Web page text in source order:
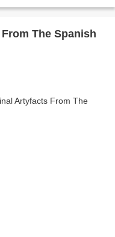
The Spanish